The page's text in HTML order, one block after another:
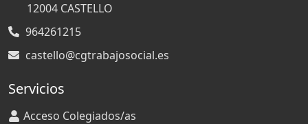
12004 CASTELLO
964261215
castello@cgtrabajosocial.es
Servicios
Acceso Colegiados/as